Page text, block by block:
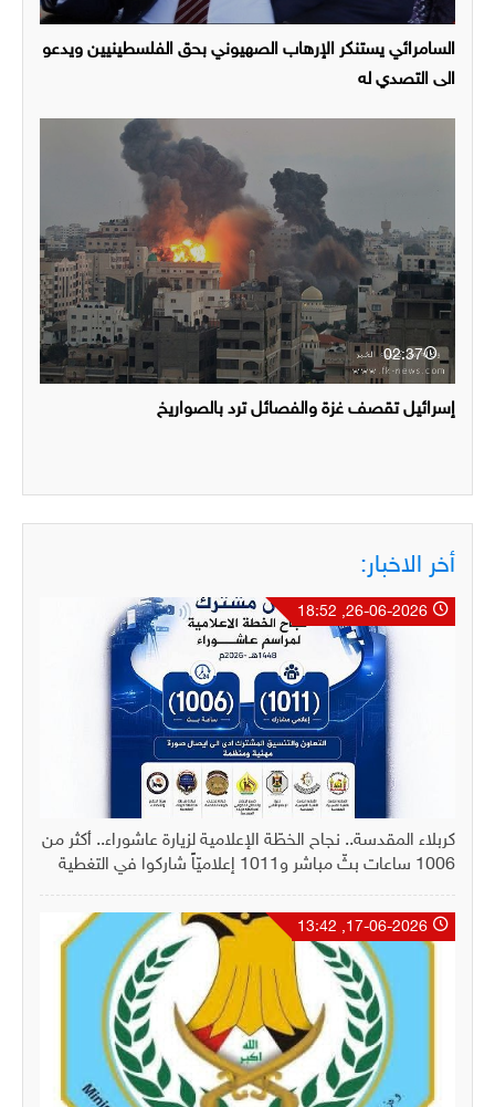
السامرائي يستنكر الإرهاب الصهيوني بحق الفلسطينيين ويدعو
الى التصدي له
02:37
إسرائيل تقصف غزة والفصائل ترد بالصواريخ
أخر الاخبار:
كربلاء المقدسة.. نجاح الخطّة الإعلامية لزيارة عاشوراء.. أكثر من
1006 ساعات بثّ مباشر و1011 إعلاميّاً شاركوا في التغطية